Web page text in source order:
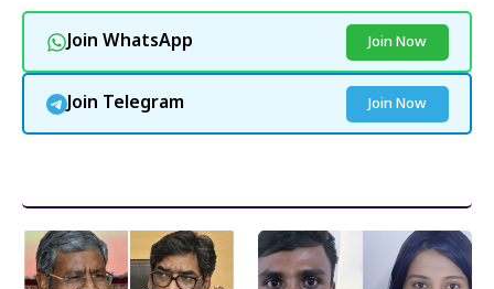
Join WhatsApp Join Now
Join Telegram Join Now